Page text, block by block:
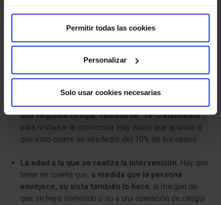
Permitir todas las cookies
Personalizar
Solo usar cookies necesarias
hipermetropía, los resultados son menos predecibles
y puede que, con el tiempo, tengan que someterse a
Algunos casos de astigmatismo. De igual manera,
las personas que presentan un alto grado de
astigmatismo antes de la LASIKpueden necesitar
una segunda cirugía, llamada de “re-tratamiento”,
para restaurar la corrección. Hay datos que apuntan a
que esto ocurre en alrededor del 10% de los casos.
La edad a la que se realiza la intervención. Hay que
tener en cuenta que, a medida que la persona
envejece, su vista también lo hace, al margen de
que se haya sometido o no a una operación de cirugía